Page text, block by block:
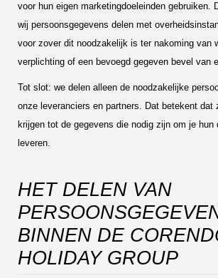
voor hun eigen marketingdoeleinden gebruiken.
wij persoonsgegevens delen met
voor zover dit noodzakelijk is ter nakoming van
verplichting of een bevoegd gegeven bevel van
Tot slot: we delen alleen de noodzakelijke
onze leveranciers en partners. Dat betekent dat
krijgen tot de gegevens die nodig zijn om je hun
leveren.
HET DELEN VAN
BINNEN DE
HOLIDAY GROUP